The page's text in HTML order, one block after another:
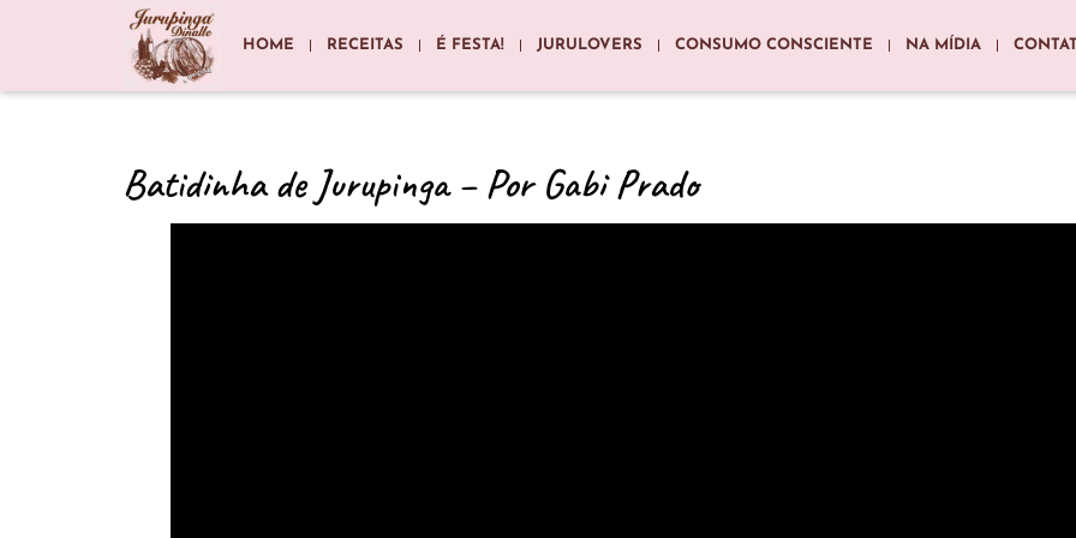
HOME RECEITAS É FESTA! JURULOVERS CONSUMO CONSCIENTE NA MÍDIA
Batidinha de Jurupinga – Por Gabi Prado